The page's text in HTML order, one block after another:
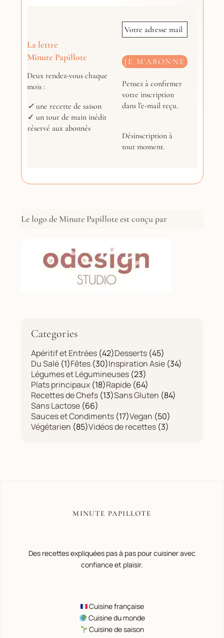
La lettre
Minute Papillote
Deux rendez-vous chaque
mois :
✓ une recette de saison
✓ un tour de main inédit
réservé aux abonnés
Pensez à confirmer
votre inscription
dans l’e-mail reçu.
Désinscription à
tout moment.
Le logo de Minute Papillote est conçu par
Categories
Apéritif et Entrées(42)Desserts(45)
Du Salé(1)Fêtes(30)Inspiration Asie(34)
Légumes et Légumineuses(23)
Plats principaux(18)Rapide(64)
Recettes de Chefs(13)Sans Gluten (84)
Sans Lactose(66)
Sauces et Condiments(17)Vegan (50)
Végétarien (85)Vidéos de recettes(3)
MINUTE PAPILLOTE
Des recettes expliquées pas à pas pour cuisiner avec
confiance et plaisir.
Cuisine française
Cuisine du monde
Cuisine de saison